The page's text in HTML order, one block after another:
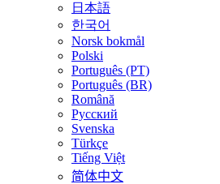
日本語
한국어
Norsk bokmål
Polski
Português (PT)
Português (BR)
Română
Русский
Svenska
Türkçe
Tiếng Việt
简体中文